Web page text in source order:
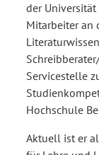
der
Mitarbeiter an
Servicestelle
Hochschule
Aktuell ist er